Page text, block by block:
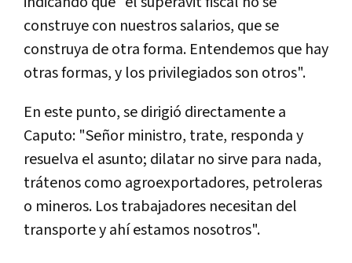
construye con nuestros salarios, que se
construya de otra forma. Entendemos que hay
otras formas, y los privilegiados son otros".
En este punto, se dirigió directamente a
Caputo: "Señor ministro, trate, responda y
resuelva el asunto; dilatar no sirve para nada,
trátenos como agroexportadores, petroleras
o mineros. Los trabajadores necesitan del
transporte y ahí estamos nosotros".